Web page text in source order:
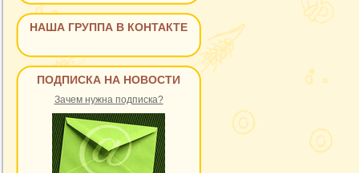
НАША ГРУППА В КОНТАКТЕ
ПОДПИСКА НА НОВОСТИ
Зачем нужна подписка?